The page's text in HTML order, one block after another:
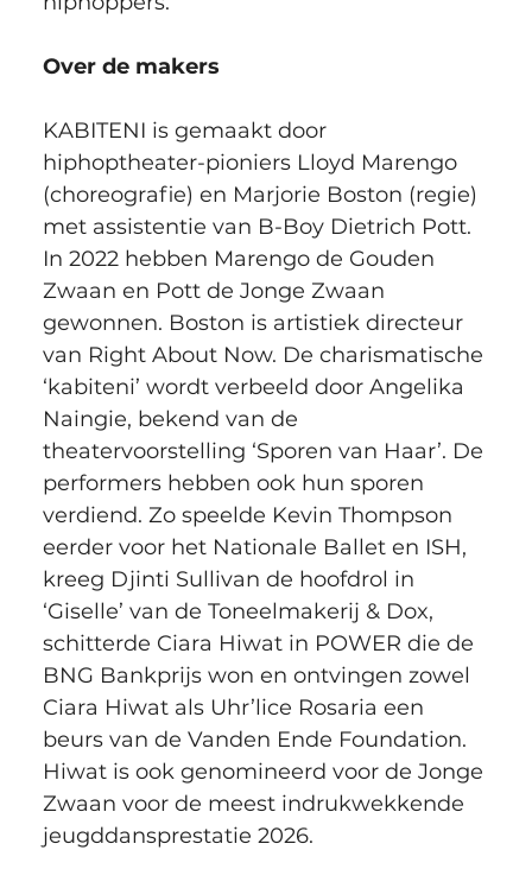
Over de makers
KABITENI is gemaakt door
hiphoptheater-pioniers Lloyd Marengo
(choreografie) en Marjorie Boston (regie)
met assistentie van B-Boy Dietrich Pott.
In 2022 hebben Marengo de Gouden
Zwaan en Pott de Jonge Zwaan
gewonnen. Boston is artistiek directeur
van Right About Now. De charismatische
‘kabiteni’ wordt verbeeld door Angelika
Naingie, bekend van de
theatervoorstelling ‘Sporen van Haar’. De
performers hebben ook hun sporen
verdiend. Zo speelde Kevin Thompson
eerder voor het Nationale Ballet en ISH,
kreeg Djinti Sullivan de hoofdrol in
‘Giselle’ van de Toneelmakerij & Dox,
schitterde Ciara Hiwat in POWER die de
BNG Bankprijs won en ontvingen zowel
Ciara Hiwat als Uhr’lice Rosaria een
beurs van de Vanden Ende Foundation.
Hiwat is ook genomineerd voor de Jonge
Zwaan voor de meest indrukwekkende
jeugddansprestatie 2026.